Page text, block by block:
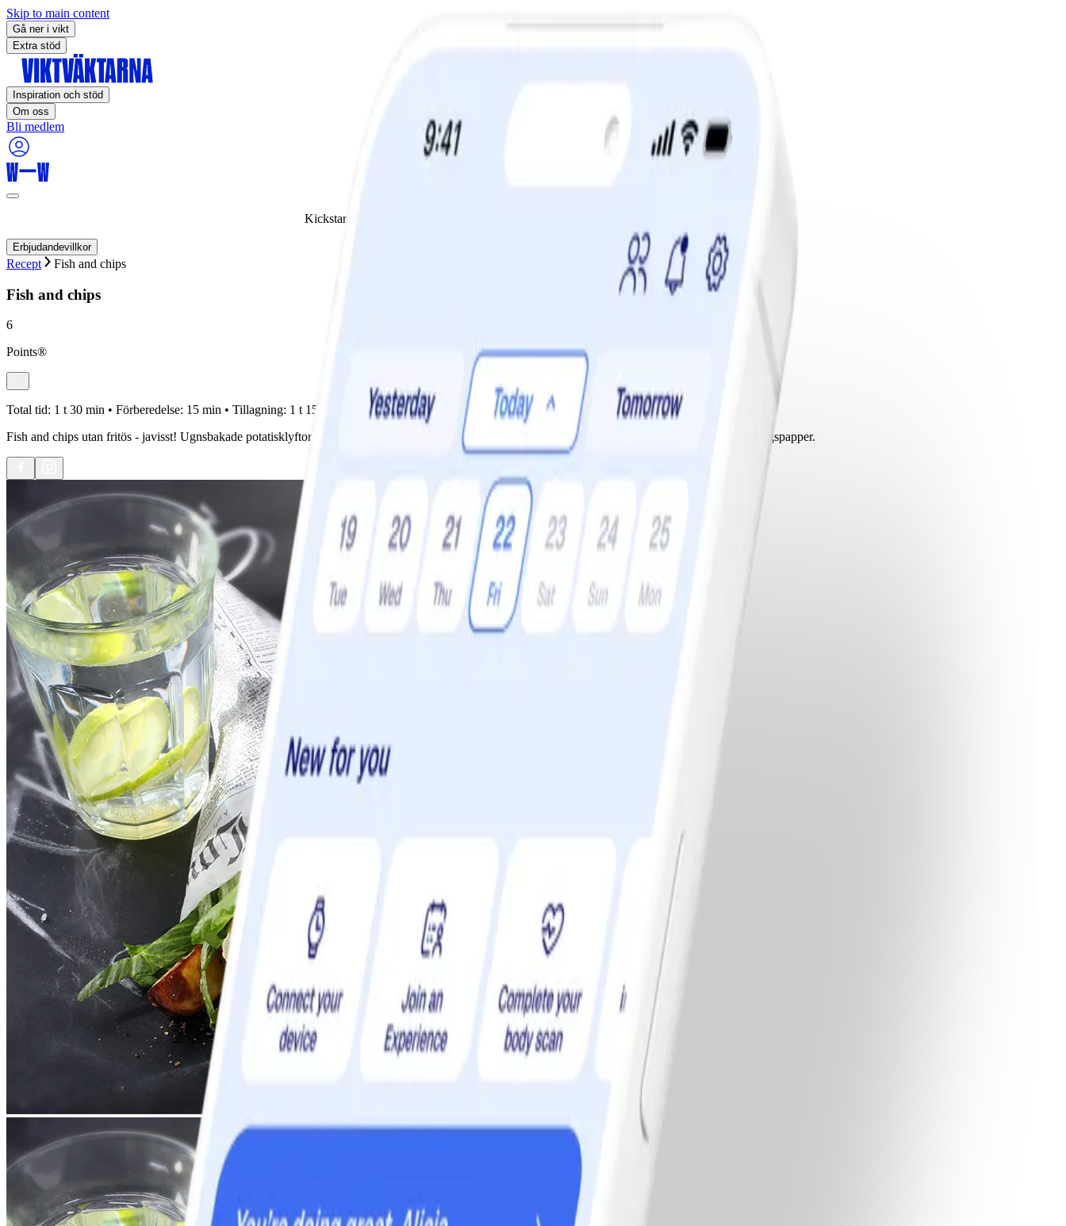
Skip to main content
Gå ner i vikt
Extra stöd
Inspiration och stöd
Om oss
Bli medlem
Kickstarta din viktminskningsresa nu! Spara 50% när du tecknar 12 månaders medlemskap.
Erbjudandevillkor
Recept Fish and chips
Fish and chips
6
Points®
Total tid: 1 t 30 min • Förberedelse: 15 min • Tillagning: 1 t 15 min • Portioner:4 •Svårighetsgrad:Lätt
Fish and chips utan fritös - javisst! Ugnsbakade potatisklyftor och panerad fisk varvas med en god dressing. Servera gärna på autentiskt vis, alltså i tidningspapper.